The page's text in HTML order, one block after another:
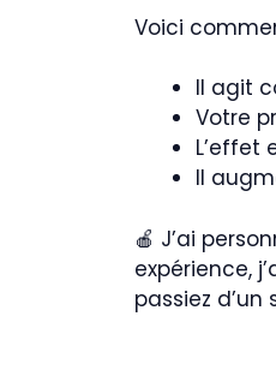
Voici
Il agit
Votre
L’effet
Il
🍎 J’ai
expérience,
passiez